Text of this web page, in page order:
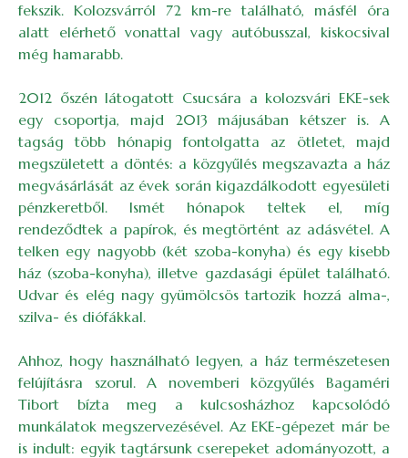
fekszik. Kolozsvárról 72 km-re található, másfél óra
alatt elérhető vonattal vagy autóbusszal, kiskocsival
még hamarabb.
2012 őszén látogatott Csucsára a kolozsvári EKE-sek
egy csoportja, majd 2013 májusában kétszer is. A
tagság több hónapig fontolgatta az ötletet, majd
megszületett a döntés: a közgyűlés megszavazta a ház
megvásárlását az évek során kigazdálkodott egyesületi
pénzkeretből. Ismét hónapok teltek el, míg
rendeződtek a papírok, és megtörtént az adásvétel. A
telken egy nagyobb (két szoba-konyha) és egy kisebb
ház (szoba-konyha), illetve gazdasági épület található.
Udvar és elég nagy gyümölcsös tartozik hozzá alma-,
szilva- és diófákkal.
Ahhoz, hogy használható legyen, a ház természetesen
felújításra szorul. A novemberi közgyűlés Bagaméri
Tibort bízta meg a kulcsosházhoz kapcsolódó
munkálatok megszervezésével. Az EKE-gépezet már be
is indult: egyik tagtársunk cserepeket adományozott, a